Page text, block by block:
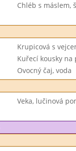
Chléb s máslem,
Krupicová s
Kuřecí kousky na
Ovocný čaj, voda
Veka, lučinová